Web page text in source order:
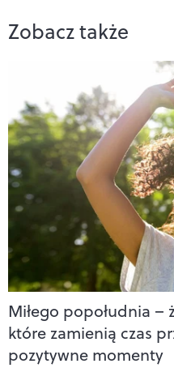
Zobacz także
Miłego popołudnia
które zamienią czas
pozytywne momenty